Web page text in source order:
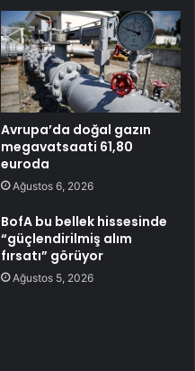
Avrupa’da doğal gazın
megavatsaati 61,80
euroda
Ağustos 6, 2026
BofA bu bellek hissesinde
“güçlendirilmiş alım
fırsatı” görüyor
Ağustos 5, 2026